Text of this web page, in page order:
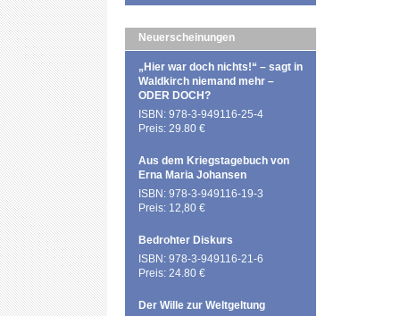
Neuerscheinungen
„Hier war doch nichts!“ – sagt in
Waldkirch niemand mehr –
ODER DOCH?
ISBN: 978-3-949116-25-4
Preis: 29.80 €
Aus dem Kriegstagebuch von
Erna Maria Johansen
ISBN: 978-3-949116-19-3
Preis: 12,80 €
Bedrohter Diskurs
ISBN: 978-3-949116-21-6
Preis: 24.80 €
Der Wille zur Weltgeltung